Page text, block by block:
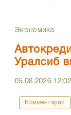
Экономика
Уралсиб
05.08.2026 12:02
Комментарии